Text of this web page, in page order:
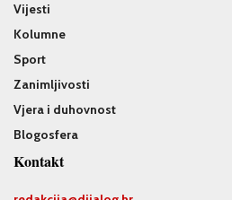
Vijesti
Kolumne
Sport
Zanimljivosti
Vjera i duhovnost
Blogosfera
Kontakt